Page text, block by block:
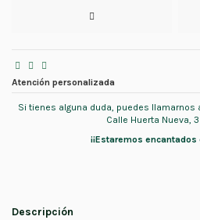
Atención personalizada
Si tienes alguna duda, puedes
Calle Huerta Nueva,
¡¡Estaremos
Descripción